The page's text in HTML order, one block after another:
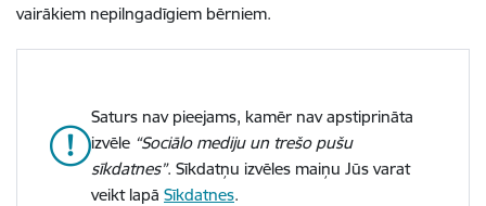
vairākiem nepilngadīgiem bērniem.
Saturs nav pieejams, kamēr nav apstiprināta
izvēle “Sociālo mediju un trešo pušu
sīkdatnes”. Sīkdatņu izvēles maiņu Jūs varat
veikt lapā Sīkdatnes.